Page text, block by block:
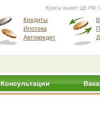
Курсы валют ЦБ РФ:
Кредиты
Ипотека
Автокредит
Консультации